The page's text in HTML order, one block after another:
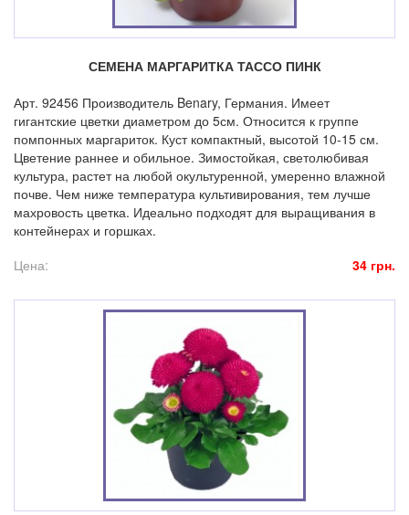
СЕМЕНА МАРГАРИТКА ТАССО ПИНК
Арт. 92456 Производитель Benary, Германия. Имеет
гигантские цветки диаметром до 5см. Относится к группе
помпонных маргариток. Куст компактный, высотой 10-15 см.
Цветение раннее и обильное. Зимостойкая, светолюбивая
культура, растет на любой окультуренной, умеренно влажной
почве. Чем ниже температура культивирования, тем лучше
махровость цветка. Идеально подходят для выращивания в
контейнерах и горшках.
Цена:
34 грн.